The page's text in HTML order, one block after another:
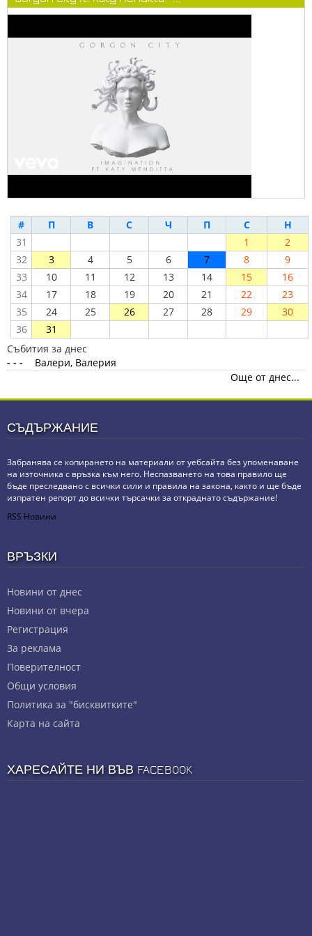
# П В С Ч П С
Н
31
1
2
32
3 4 5 6 7 8
9
33
10 11 12 13 14 15
16
34
17 18 19 20 21 22
23
35
24 25 26 27 28 29
30
36
31
Събития за днес
- - -
Валери, Валерия
Още от днес...
СЪДЪРЖАНИЕ
Забранява се копирането на материали от уебсайта без упоменаване
на източника с връзка към него. Неспазването на това правило ще
бъде преследвано с всички сили и правила на закона, както и ще бъде
изпратен репорт до всички търсачки за откраднато съдържание!
RSS Новини
ВРЪЗКИ
Новини от днес
Новини от вчера
Регистрация
За реклама
Πoвepитeлнocт
Общи условия
Политика за "бисквитките"
Карта на сайта
ХАРЕСАЙТЕ НИ ВЪВ FACEBOOK